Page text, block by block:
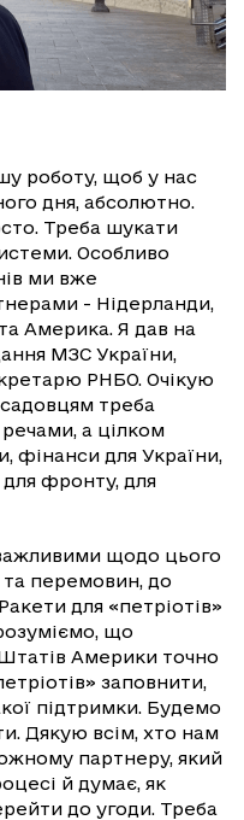
роботу, щоб у нас
дня, абсолютно.
Треба шукати
Особливо
ми вже
- Нідерланди,
Америка. Я дав на
МЗС України,
РНБО. Очікую
треба
а цілком
фінанси для України,
для фронту, для
щодо цього
та перемовин, до
для «петріотів»
що
Америки точно
заповнити,
підтримки. Будемо
Дякую всім, хто нам
партнеру, який
й думає, як
до угоди. Треба